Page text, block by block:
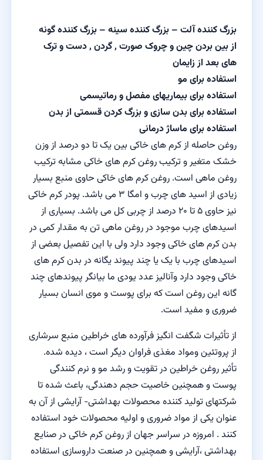
بزرگ کننده آلت – بزرگ کننده سینه – بزرگ کننده گونه
از بین بردن چین و چروک صورت , گردن , دست و ترک
های بعد از زایمان
استفاده برای مو
استفاده برای بیماریهای مفصل و رماتیسمی
استفاده برای بدن سازی و بزرگ کردن قسمتی از بدن
استفاده برای ماساژ درمانی
روغن حاصله از کرم های خاکی بین یک تا دو درصد از وزن
خشک متغیر و ترکیب روغن کرم های خاکی مشابه ترکیب
روغن ماهی است. روغن کرم های خاکی حاوی منبع بسیار
زیادی از اسید های چرب و امگا ۳ می باشد. پودر کرم خاکی
نیز حاوی ۵ تا ۲۰ درصد از چربی کل می باشد. بسیاری از
اسیدهای چرب موجود در روغن ماهی تن به مقدار کمی در
بدن کرم های خاکی وجود دارد ولی با این تفصیل بعضی از
اسیدهای چرب با یک یا چند پیوند یگانه در بدن کرم های
خاکی وجود دارد وآنالیز عدد یودی ما بیانگر پیوندهای چند
گانه این روغن است که برای پوست و موی انسان بسیار
ضروری و مفید است.
از تأثیرات شگفت انگیز فرآورده های خراطین منبع سرشاری
از پروتئین ومواد مغذی فراوان دیگر است ، دیده شده.
تأثیر روغن خراطین در تقویت و رشد مو و نرم کنندگی
پوست و همچنین خاصیت حجم دهندگی، باعث شده تا
شرکتهای تولید کننده محصولات بهداشتی- آرایشی از آن به
عنوان یکی از مواد ضروری و اولیه محصولات خود استفاده
کنند . امروزه در سراسر جهان از روغن کرم خاکی در صنایع
بهداشتی ،آرایشی و همچنین در صنعت داروسازی استفاده